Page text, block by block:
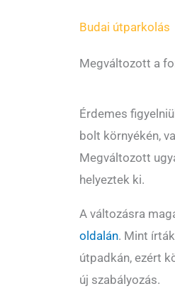
Budai útparkolás
Megváltozott a
Érdemes
bolt környékén,
Megváltozott
helyeztek ki.
A változásra
oldalán. Mint
útpadkán, ezért
új szabályozás.